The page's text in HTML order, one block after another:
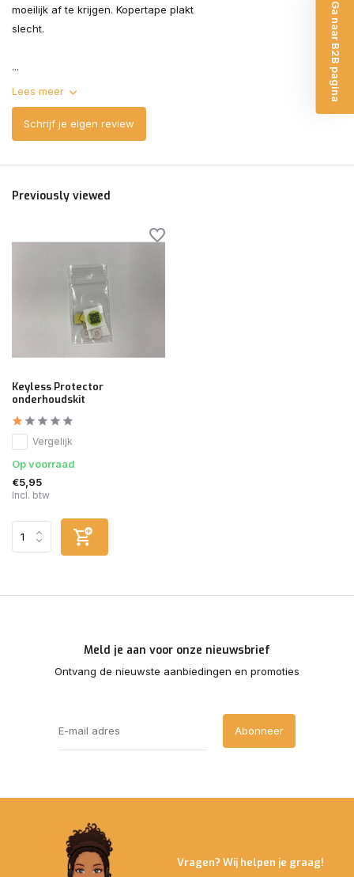
moeilijk af te krijgen. Kopertape plakt
slecht.
...
Lees meer
Schrijf je eigen review
Previously viewed
Keyless Protector
onderhoudskit
Vergelijk
Op voorraad
€5,95
Incl. btw
Meld je aan voor onze nieuwsbrief
Ontvang de nieuwste aanbiedingen en promoties
Abonneer
Vragen? Wij helpen je graag!
Ga naar B2B pagina